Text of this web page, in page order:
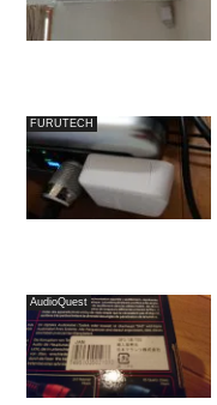
FURUTECH
AudioQuest